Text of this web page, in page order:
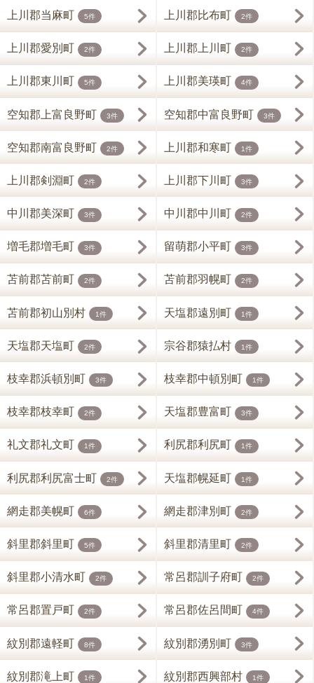
上川郡当麻町 5件 上川郡比布町 2件
上川郡愛別町 2件 上川郡上川町 2件
上川郡東川町 5件 上川郡美瑛町 4件
空知郡上富良野町 3件 空知郡中富良野町 3件
空知郡南富良野町 2件 上川郡和寒町 1件
上川郡剣淵町 2件 上川郡下川町 3件
中川郡美深町 3件 中川郡中川町 2件
増毛郡増毛町 3件 留萌郡小平町 3件
苫前郡苫前町 2件 苫前郡羽幌町 2件
苫前郡初山別村 1件 天塩郡遠別町 1件
天塩郡天塩町 2件 宗谷郡猿払村 1件
枝幸郡浜頓別町 3件 枝幸郡中頓別町 1件
枝幸郡枝幸町 2件 天塩郡豊富町 3件
礼文郡礼文町 1件 利尻郡利尻町 1件
利尻郡利尻富士町 2件 天塩郡幌延町 1件
網走郡美幌町 6件 網走郡津別町 2件
斜里郡斜里町 5件 斜里郡清里町 2件
斜里郡小清水町 2件 常呂郡訓子府町 2件
常呂郡置戸町 2件 常呂郡佐呂間町 4件
紋別郡遠軽町 8件 紋別郡湧別町 3件
紋別郡滝上町 1件 紋別郡西興部村 1件